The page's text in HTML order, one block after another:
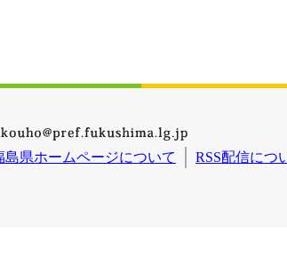
島県ホームページについて
RSS配信につ